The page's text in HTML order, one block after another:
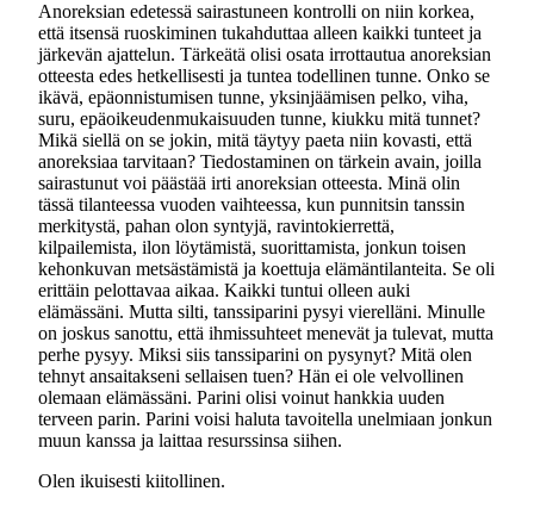
Anoreksian edetessä sairastuneen kontrolli on niin korkea,
että itsensä ruoskiminen tukahduttaa alleen kaikki tunteet ja
järkevän ajattelun. Tärkeätä olisi osata irrottautua anoreksian
otteesta edes hetkellisesti ja tuntea todellinen tunne. Onko se
ikävä, epäonnistumisen tunne, yksinjäämisen pelko, viha,
suru, epäoikeudenmukaisuuden tunne, kiukku mitä tunnet?
Mikä siellä on se jokin, mitä täytyy paeta niin kovasti, että
anoreksiaa tarvitaan? Tiedostaminen on tärkein avain, joilla
sairastunut voi päästää irti anoreksian otteesta. Minä olin
tässä tilanteessa vuoden vaihteessa, kun punnitsin tanssin
merkitystä, pahan olon syntyjä, ravintokierrettä,
kilpailemista, ilon löytämistä, suorittamista, jonkun toisen
kehonkuvan metsästämistä ja koettuja elämäntilanteita. Se oli
erittäin pelottavaa aikaa. Kaikki tuntui olleen auki
elämässäni. Mutta silti, tanssiparini pysyi vierelläni. Minulle
on joskus sanottu, että ihmissuhteet menevät ja tulevat, mutta
perhe pysyy. Miksi siis tanssiparini on pysynyt? Mitä olen
tehnyt ansaitakseni sellaisen tuen? Hän ei ole velvollinen
olemaan elämässäni. Parini olisi voinut hankkia uuden
terveen parin. Parini voisi haluta tavoitella unelmiaan jonkun
muun kanssa ja laittaa resurssinsa siihen.
Olen ikuisesti kiitollinen.